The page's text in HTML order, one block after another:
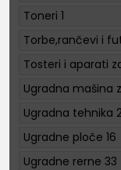
Toneri 1
Torbe,rančevi i
Tosteri i aparati
Ugradna mašina
Ugradna tehnika
Ugradne ploče 16
Ugradne rerne 33